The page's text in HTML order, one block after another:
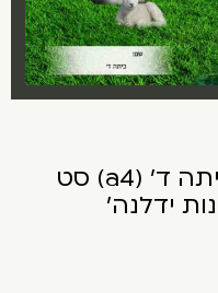
עטיפה לקלסר יהדות לכיתה ד' (a4) סט
ידלנה'